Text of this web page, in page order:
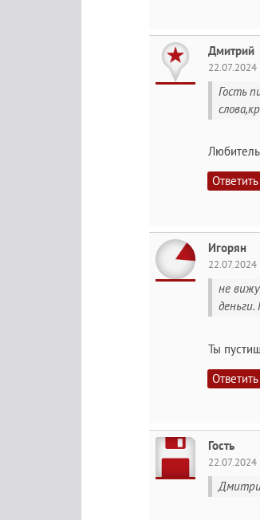
Дмитрий
22.07.2024
Гость
Любитель
Ответить
Игорян
22.07.2024
не
Ты
Ответить
Гость
22.07.2024